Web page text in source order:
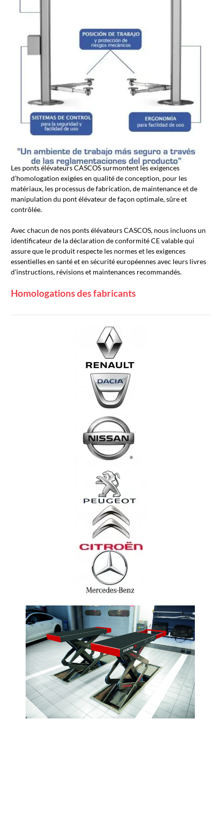
Les ponts élévateurs CASCOS surmontent les exigences
d’homologation exigées en qualité de conception, pour les
matériaux, les processus de fabrication, de maintenance et de
manipulation du pont élévateur de façon optimale, sûre et
contrôlée.
Avec chacun de nos ponts élévateurs CASCOS, nous incluons un
identificateur de la déclaration de conformité CE valable qui
assure que le produit respecte les normes et les exigences
essentielles en santé et en sécurité européennes avec leurs livres
d’instructions, révisions et maintenances recommandés.
Homologations des fabricants